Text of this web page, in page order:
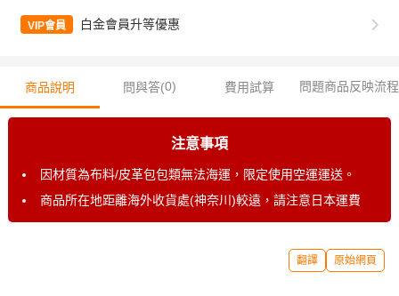
VIP會員 白金會員升等優惠
商品說明 問與答(0) 費用試算 問題商品反映流程
注意事項
因材質為布料/皮革包包類無法海運，限定使用空運運送。
商品所在地距離海外收貨處(神奈川)較遠，請注意日本運費
翻譯 原始網頁